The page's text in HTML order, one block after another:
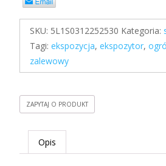
SKU: 5L1S0312252530 Kategoria:
Tagi: ekspozycja, ekspozytor,
zalewowy
ZAPYTAJ O PRODUKT
Opis